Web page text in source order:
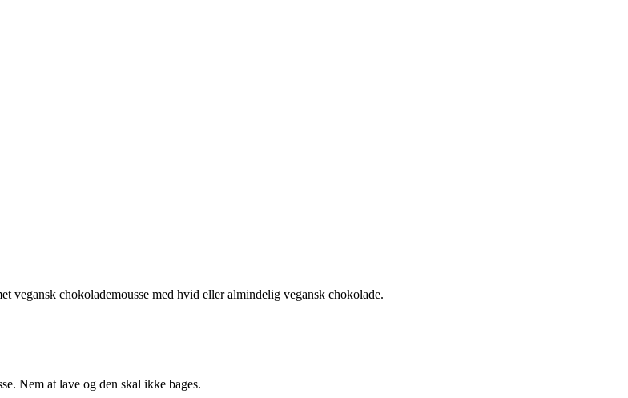
vegansk chokolademousse med hvid eller almindelig vegansk chokolade.
Nem at lave og den skal ikke bages.